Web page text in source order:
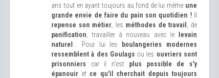
ans tout en ayant toujours au fond de lui même une
grande envie de faire du pain son quotidien !
repense son métier , les méthodes de travail
, de
panification , travailler à nouveau avec le
levain
naturel
... Pour lui les
boulangeries modernes
ressemblent à des Goulags ou les ouvriers sont
prisonniers car il n'est plus possible de s'y
épanouir et ce qu'il cherchait depuis toujours